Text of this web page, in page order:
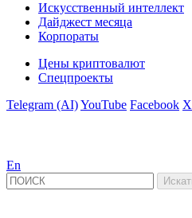
Искусственный интеллект
Дайджест месяца
Корпораты
Цены криптовалют
Спецпроекты
Telegram (AI)YouTube Facebook X
En